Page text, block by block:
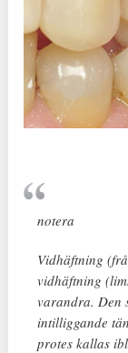
notera
Vidhäftning
vidhäftning
varandra. Den
intilliggande
protes kallas